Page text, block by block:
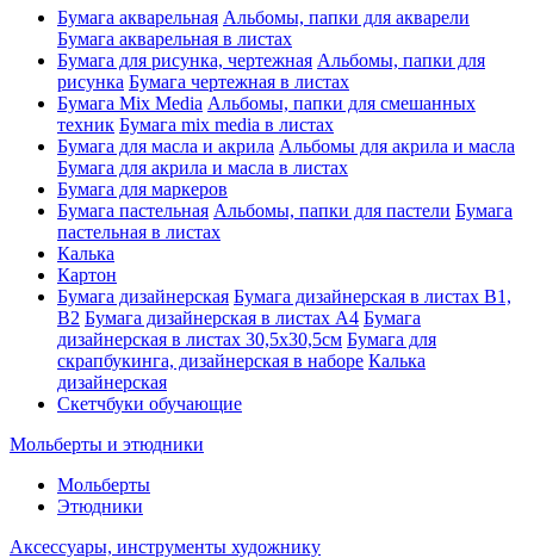
Бумага акварельная Альбомы, папки для акварели
Бумага акварельная в листах
Бумага для рисунка, чертежная Альбомы, папки для
рисунка Бумага чертежная в листах
Бумага Mix Media Альбомы, папки для смешанных
техник Бумага mix media в листах
Бумага для масла и акрила Альбомы для акрила и масла
Бумага для акрила и масла в листах
Бумага для маркеров
Бумага пастельная Альбомы, папки для пастели Бумага
пастельная в листах
Калька
Картон
Бумага дизайнерская Бумага дизайнерская в листах В1,
В2 Бумага дизайнерская в листах А4 Бумага
дизайнерская в листах 30,5х30,5см Бумага для
скрапбукинга, дизайнерская в наборе Калька
дизайнерская
Скетчбуки обучающие
Мольберты и этюдники
Мольберты
Этюдники
Аксессуары, инструменты художнику